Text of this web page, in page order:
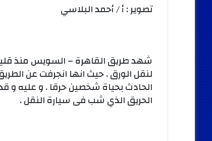
تصوير : أ / أحمد البلاسي
شهد طريق القاهرة – السويس منذ
لنقل الورق . حيث انها انجرفت عن
الحادث بحياة شخصين حرقا . و عليه و
الحريق الذي شب فى سيارة النقل .